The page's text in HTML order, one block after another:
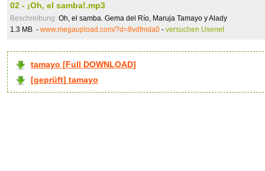
02 - ¡Oh, el samba!.mp3
Beschreibung: Oh, el samba. Gema del Río, Maruja Tamayo y Alady
1.3 MB - www.megaupload.com/?d=8vdfmda0 - versuchen Usenet
tamayo [Full DOWNLOAD]
[geprüft] tamayo